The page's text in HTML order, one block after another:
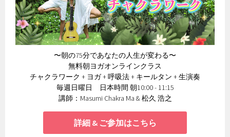
〜朝の75分であなたの人生が変わる〜
無料朝ヨガオンラインクラス
チャクラワーク + ヨガ + 呼吸法 + キールタン + 生演奏
毎週日曜日 日本時間 朝10:00 - 11:15
講師：Masumi Chakra Ma & 松久 浩之
詳細 & ご参加はこちら